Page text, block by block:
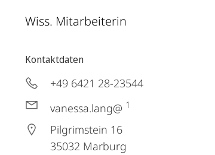
Wiss. Mitarbeiterin
Kontaktdaten
+49 6421 28-23544
vanessa.lang@ 1
Pilgrimstein 16
35032 Marburg